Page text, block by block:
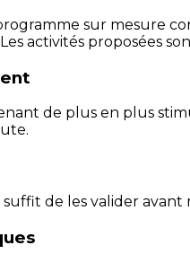
sur mesure
activités proposées
de plus en plus
de les valider